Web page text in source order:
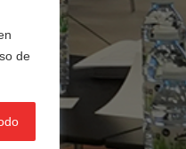
de